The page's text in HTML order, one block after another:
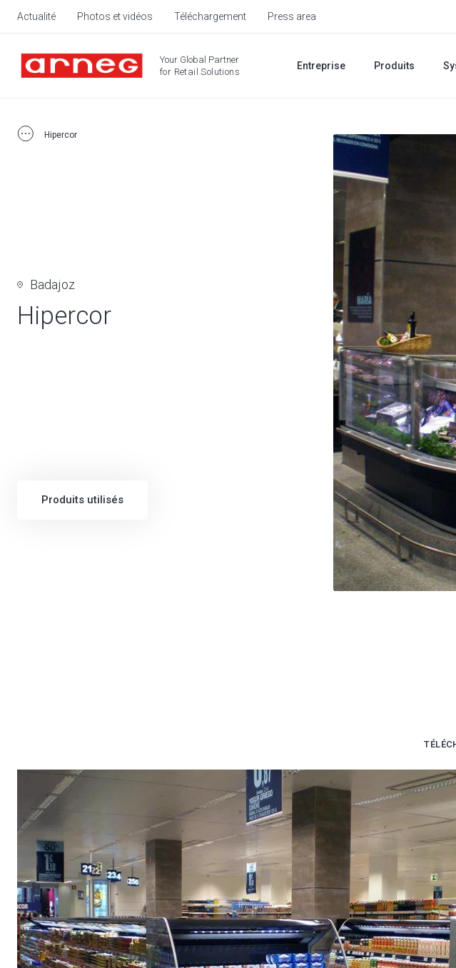
Actualité Photos et vidéos Téléchargement Press area
Your Global Partner
for Retail Solutions
Entreprise Produits
Hipercor
Badajoz
Hipercor
Produits utilisés